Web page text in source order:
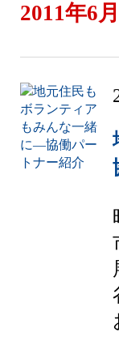
2011年6月